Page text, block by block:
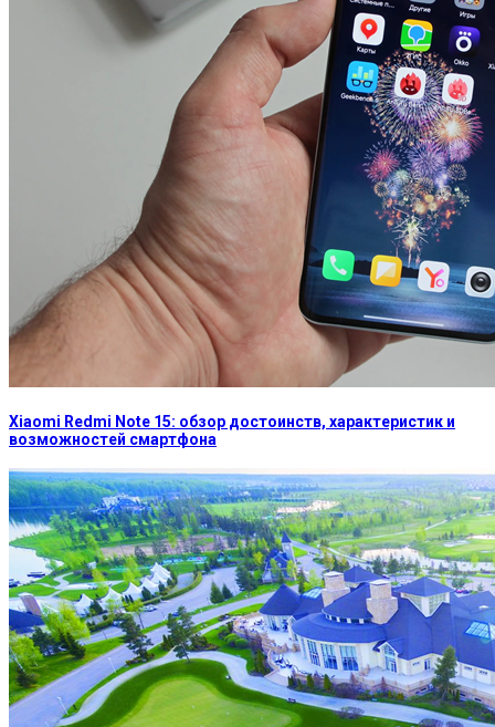
Xiaomi Redmi Note 15: обзор достоинств, характеристик и
возможностей смартфона